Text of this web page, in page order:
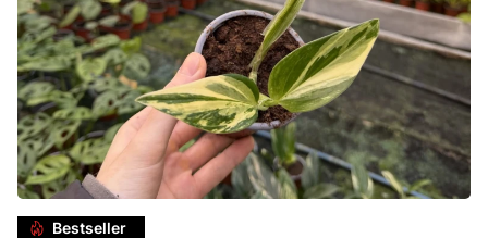
Bestseller